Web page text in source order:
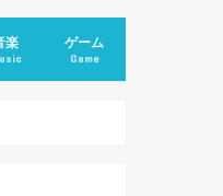
楽 ゲーム
Game